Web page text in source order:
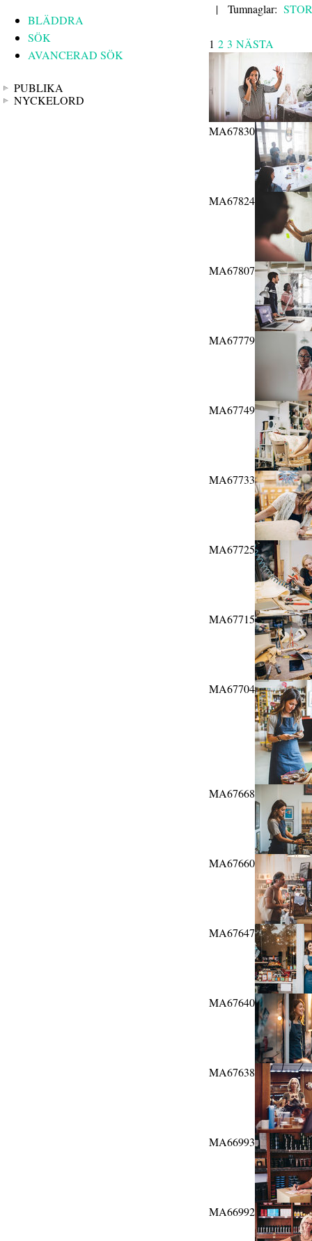
BLÄDDRA
SÖK
AVANCERAD SÖK
PUBLIKA
NYCKELORD
| Tumnaglar:
1 2 3 NÄSTA
MA67830
MA67824
MA67807
MA67779
MA67749
MA67733
MA67725
MA67715
MA67704
MA67668
MA67660
MA67647
MA67640
MA67638
MA66993
MA66992